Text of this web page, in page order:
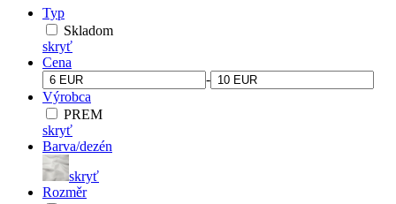
Typ
Skladom
skryť
Cena
-
Výrobca
PREM
skryť
Barva/dezén
skryť
Rozměr